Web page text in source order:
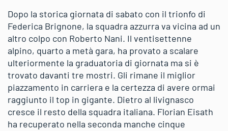
Dopo la storica giornata di sabato con il trionfo di
Federica Brignone, la squadra azzurra va vicina ad un
altro colpo con Roberto Nani. Il ventisettenne
alpino, quarto a metà gara, ha provato a scalare
ulteriormente la graduatoria di giornata ma si è
trovato davanti tre mostri. Gli rimane il miglior
piazzamento in carriera e la certezza di avere ormai
raggiunto il top in gigante. Dietro al livignasco
cresce il resto della squadra italiana. Florian Eisath
ha recuperato nella seconda manche cinque